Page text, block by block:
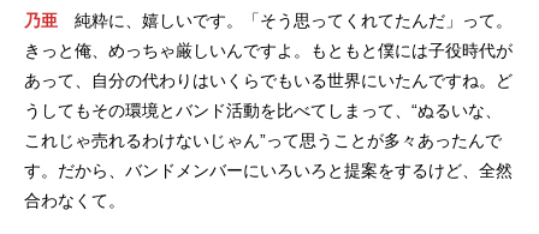
乃亜 純粋に、嬉しいです。「そう思ってくれてたんだ」って。
きっと俺、めっちゃ厳しいんですよ。もともと僕には子役時代が
あって、自分の代わりはいくらでもいる世界にいたんですね。ど
うしてもその環境とバンド活動を比べてしまって、“ぬるいな、
これじゃ売れるわけないじゃん”って思うことが多々あったんで
す。だから、バンドメンバーにいろいろと提案をするけど、全然
合わなくて。